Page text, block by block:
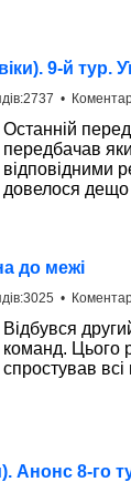
9-й тур.
•
Останній
передбачав
відповідними
довелося дещо
до межі
•
Відбувся
команд. Цього
спростував всі
Анонс 8-го